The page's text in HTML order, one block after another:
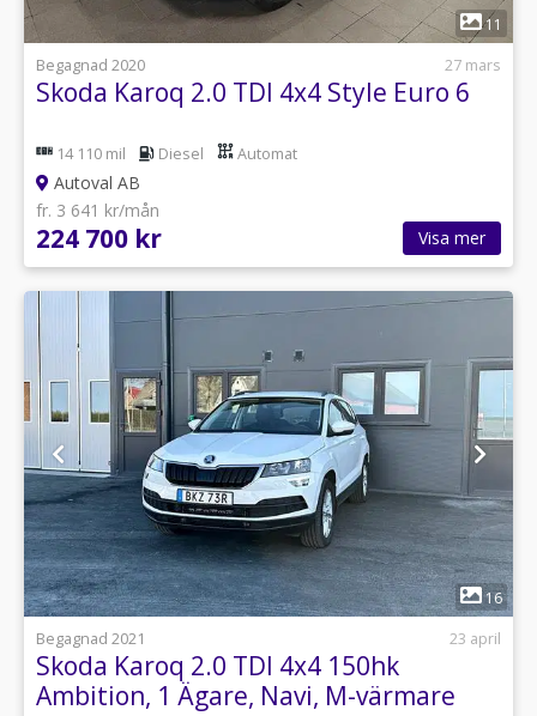
1
11
Begagnad 2020
27 mars
Skoda Karoq 2.0 TDI 4x4 Style Euro 6
14 110 mil Diesel Automat
Autoval AB
fr. 3 641 kr/mån
224 700 kr Visa mer
1
16
Begagnad 2021
23 april
Skoda Karoq 2.0 TDI 4x4 150hk
Ambition, 1 Ägare, Navi, M-värmare